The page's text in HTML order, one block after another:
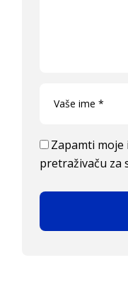
Zapamti moje
pretraživaču za